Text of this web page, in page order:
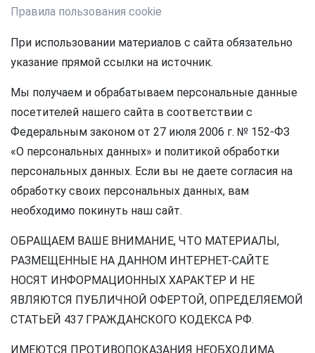
Правила пользования cookie
При использовании материалов с сайта обязательно
указание прямой ссылки на источник.
Мы получаем и обрабатываем персональные данные
посетителей нашего сайта в соответствии с
Федеральным законом от 27 июля 2006 г. № 152-ФЗ
«О персональных данных» и политикой обработки
персональных данных. Если вы не даете согласия на
обработку своих персональных данных, вам
необходимо покинуть наш сайт.
ОБРАЩАЕМ ВАШЕ ВНИМАНИЕ, ЧТО МАТЕРИАЛЫ,
РАЗМЕЩЕННЫЕ НА ДАННОМ ИНТЕРНЕТ-САЙТЕ
НОСЯТ ИНФОРМАЦИОННЫХ ХАРАКТЕР И НЕ
ЯВЛЯЮТСЯ ПУБЛИЧНОЙ ОФЕРТОЙ, ОПРЕДЕЛЯЕМОЙ
СТАТЬЕЙ 437 ГРАЖДАНСКОГО КОДЕКСА РФ.
ИМЕЮТСЯ ПРОТИВОПОКАЗАНИЯ НЕОБХОДИМА